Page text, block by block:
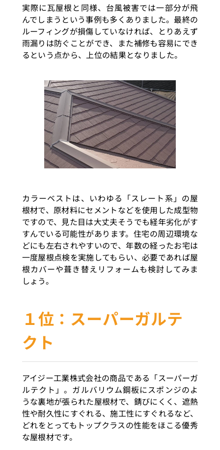
実際に瓦屋根と同様、台風被害では一部分が飛
んでしまうという事例も多くありました。最終の
ルーフィングが損傷していなければ、とりあえず
雨漏りは防ぐことができ、また補修も容易にでき
るという点から、上位の結果となりました。
カラーベストは、いわゆる「スレート系」の屋
根材で、原材料にセメントなどを使用した成型物
ですので、見た目は大丈夫そうでも経年劣化がす
すんでいる可能性があります。住宅の周辺環境な
どにも左右されやすいので、年数の経ったお宅は
一度屋根点検を実施してもらい、必要であれば屋
根カバーや葺き替えリフォームも検討してみま
しょう。
１位：スーパーガルテ
クト
アイジー工業株式会社の商品である「スーパーガ
ルテクト」。ガルバリウム鋼板にスポンジのよ
うな裏地が張られた屋根材で、錆びにくく、遮熱
性や耐久性にすぐれる、施工性にすぐれるなど、
どれをとってもトップクラスの性能をほこる優秀
な屋根材です。